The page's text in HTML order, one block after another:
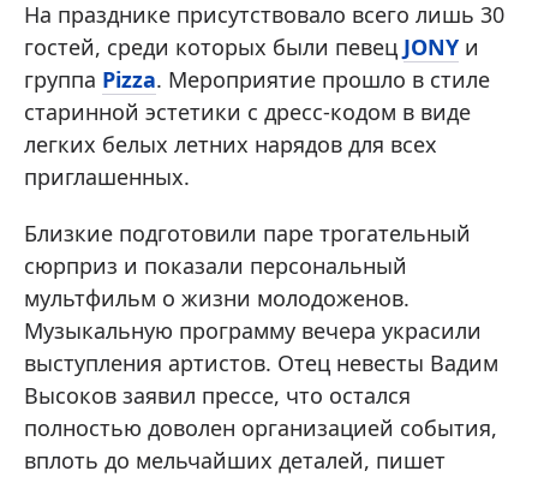
На празднике присутствовало всего лишь 30
гостей, среди которых были певец JONY и
группа Pizza. Мероприятие прошло в стиле
старинной эстетики с дресс-кодом в виде
легких белых летних нарядов для всех
приглашенных.
Близкие подготовили паре трогательный
сюрприз и показали персональный
мультфильм о жизни молодоженов.
Музыкальную программу вечера украсили
выступления артистов. Отец невесты Вадим
Высоков заявил прессе, что остался
полностью доволен организацией события,
вплоть до мельчайших деталей, пишет